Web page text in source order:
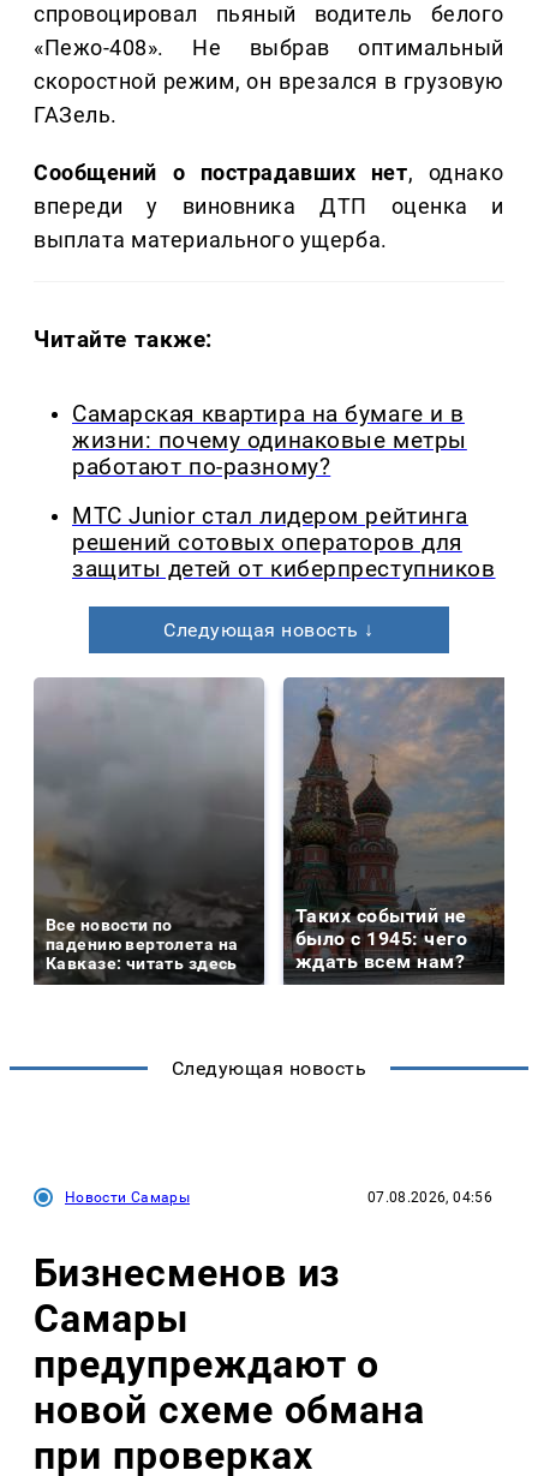
спровоцировал пьяный водитель белого
«Пежо-408». Не выбрав оптимальный
скоростной режим, он врезался в грузовую
ГАЗель.
Сообщений о пострадавших нет, однако
впереди у виновника ДТП оценка и
выплата материального ущерба.
Читайте также:
Самарская квартира на бумаге и в
жизни: почему одинаковые метры
работают по-разному?
МТС Junior стал лидером рейтинга
решений сотовых операторов для
защиты детей от киберпреступников
Следующая новость ↓
Все новости по
падению вертолета на
Кавказе: читать здесь
Таких событий не
было с 1945: чего
ждать всем нам?
Следующая новость
Новости Самары 07.08.2026, 04:56
Бизнесменов из
Самары
предупреждают о
новой схеме обмана
при проверках